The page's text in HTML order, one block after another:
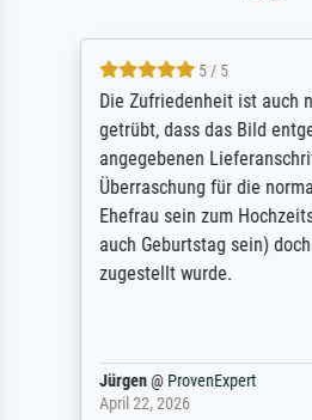
5 / 5
Die Zufriedenheit ist auch
getrübt, dass das Bild
angegebenen
Überraschung für die
Ehefrau sein zum
auch Geburtstag sein)
zugestellt wurde.
Jürgen@ ProvenExpert
April 22, 2026